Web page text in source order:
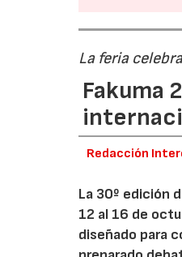
La feria
Fakuma
Redacción
La 30º edición
12 al 16 de
diseñado para